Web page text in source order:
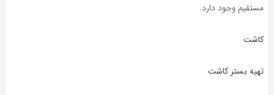
مستقیم وجود دارد.
کاشت
تهیه بستر کاشت